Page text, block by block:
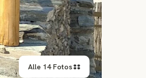
Alle 14 Fotos